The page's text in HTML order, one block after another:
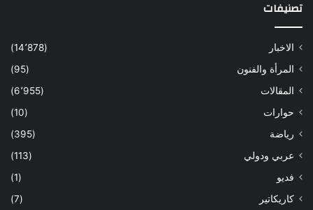
تصنيفات
الاخبار
(14٬878)
المرأة والفنون
(95)
المقالات
(6٬955)
حوارات
(10)
رياضة
(395)
عربي ودولي
(113)
فديو
(1)
كاريكاتير
(7)